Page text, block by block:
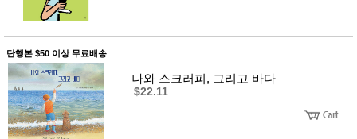
션
어른내
의
유/아동
내의
가방/지
갑/케이
스
패션/잡
화
단행본 $50 이상 무료배송
나와 스크러피, 그리고 바다
$22.11